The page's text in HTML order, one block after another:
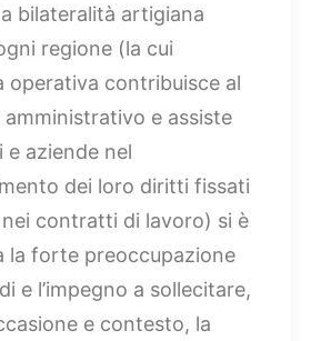
bilateralità artigiana
regione (la cui
operativa contribuisce al
amministrativo e assiste
e aziende nel
dei loro diritti fissati
contratti di lavoro) si è
la forte preoccupazione
e l’impegno a sollecitare,
e contesto, la